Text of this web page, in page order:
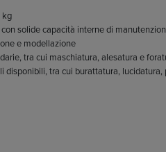
kg
solide capacità interne di
e modellazione
tra cui maschiatura, alesatura e
tra cui burattatura,